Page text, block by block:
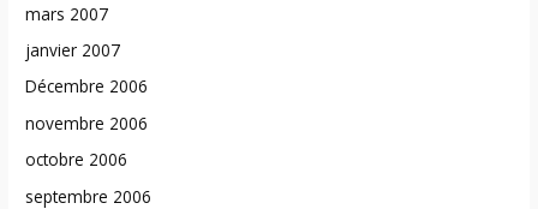
mars 2007
janvier 2007
Décembre 2006
novembre 2006
octobre 2006
septembre 2006